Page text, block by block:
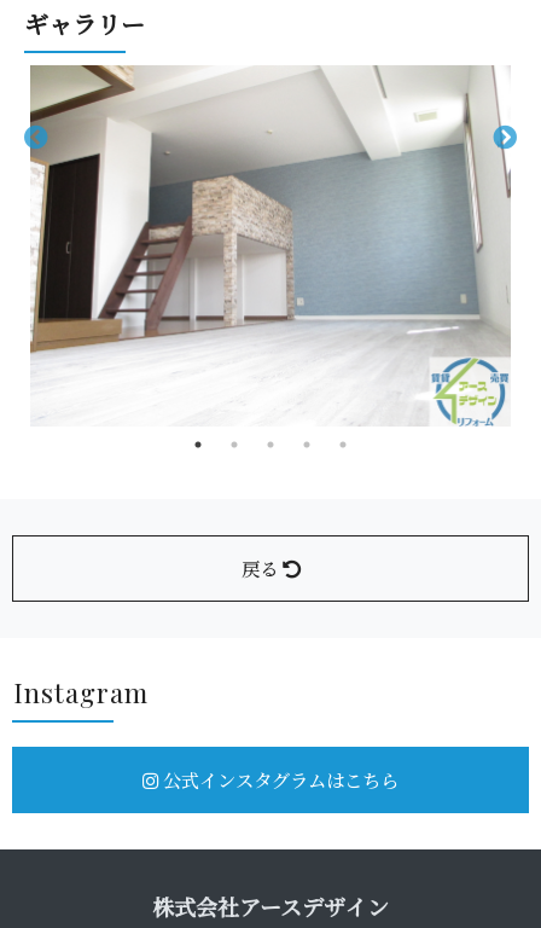
ギ ャ ラ リ ー
戻る
Insta g r a m
公式インスタグラムはこちら
株式会社アース デ ザ イ ン